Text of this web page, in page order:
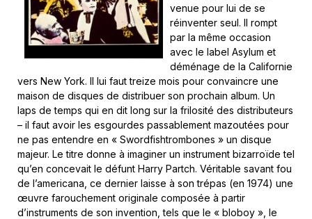
venue pour lui de se
réinventer seul. Il rompt
par la même occasion
avec le label Asylum et
déménage de la Californie
vers New York. Il lui faut treize mois pour convaincre une
maison de disques de distribuer son prochain album. Un
laps de temps qui en dit long sur la frilosité des distributeurs
– il faut avoir les esgourdes passablement mazoutées pour
ne pas entendre en « Swordfishtrombones » un disque
majeur. Le titre donne à imaginer un instrument bizarroïde tel
qu’en concevait le défunt Harry Partch. Véritable savant fou
de l’americana, ce dernier laisse à son trépas (en 1974) une
œuvre farouchement originale composée à partir
d’instruments de son invention, tels que le « bloboy », le